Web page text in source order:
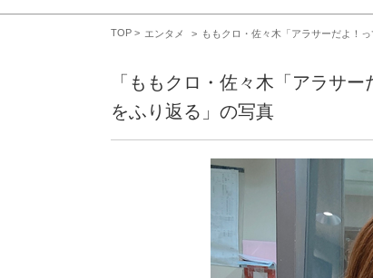
TOP エンタメ ももクロ・佐々木「アラサーだよ！
「ももクロ・佐々木「アラサ
をふり返る」の写真